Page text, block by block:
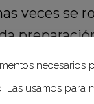
veces se
necesarios
Las usamos para